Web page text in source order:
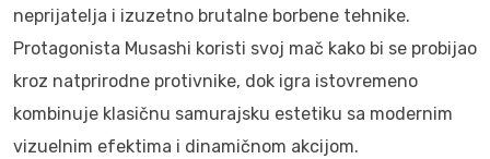
neprijatelja i izuzetno brutalne borbene tehnike.
Protagonista Musashi koristi svoj mač kako bi se probijao
kroz natprirodne protivnike, dok igra istovremeno
kombinuje klasičnu samurajsku estetiku sa modernim
vizuelnim efektima i dinamičnom akcijom.